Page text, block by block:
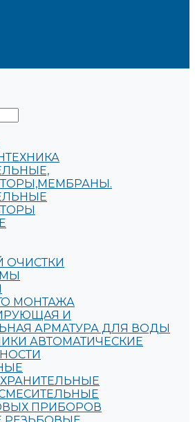
ОЧИСТКИ
МОНТАЖА
И
АРМАТУРА ДЛЯ ВОДЫ
АВТОМАТИЧЕСКИЕ
ПРИБОРОВ